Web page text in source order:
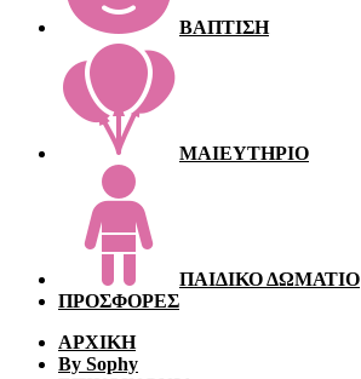
ΒΑΠΤΙΣΗ
ΜΑΙΕΥΤΗΡΙΟ
ΠΑΙΔΙΚΟ ΔΩΜΑΤΙΟ
ΠΡΟΣΦΟΡΕΣ
ΑΡΧΙΚΗ
By Sophy